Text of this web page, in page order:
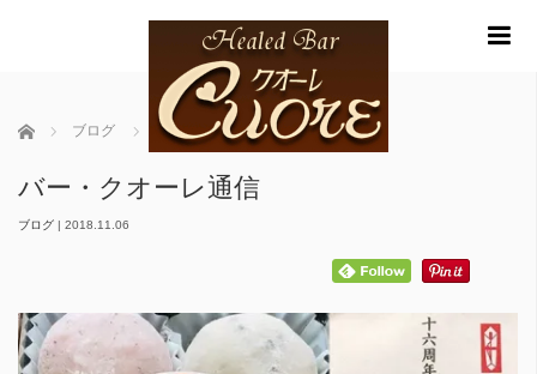
ホーム ブログ バー・クオーレ通信
バー・クオーレ通信
ブログ | 2018.11.06